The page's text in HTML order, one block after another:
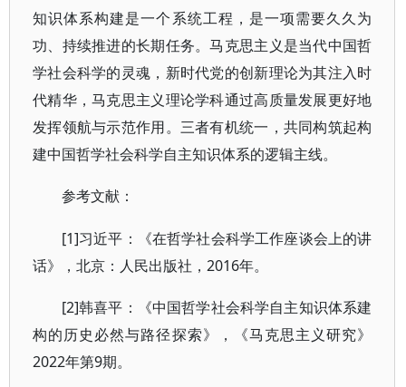
知识体系构建是一个系统工程，是一项需要久久为
功、持续推进的长期任务。马克思主义是当代中国哲
学社会科学的灵魂，新时代党的创新理论为其注入时
代精华，马克思主义理论学科通过高质量发展更好地
发挥领航与示范作用。三者有机统一，共同构筑起构
建中国哲学社会科学自主知识体系的逻辑主线。
参考文献：
[1]习近平：《在哲学社会科学工作座谈会上的讲
话》，北京：人民出版社，2016年。
[2]韩喜平：《中国哲学社会科学自主知识体系建
构的历史必然与路径探索》，《马克思主义研究》
2022年第9期。